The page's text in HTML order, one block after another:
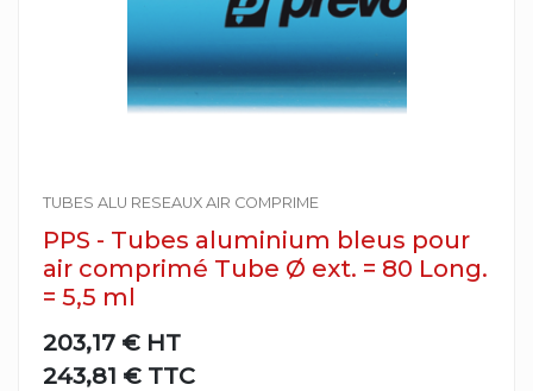
TUBES ALU RESEAUX AIR COMPRIME
PPS - Tubes aluminium bleus pour
air comprimé Tube Ø ext. = 80 Long.
= 5,5 ml
203,17 € HT
243,81 € TTC